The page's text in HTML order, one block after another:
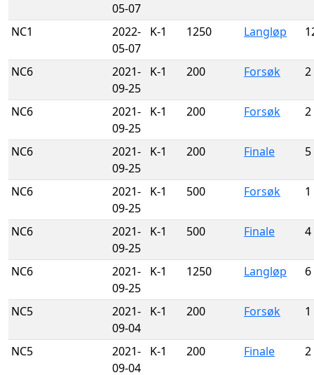
05-07
NC1
2022-
05-07
K-1 1250 Langløp
NC6
2021-
09-25
K-1 200 Forsøk 2
NC6
2021-
09-25
K-1 200 Forsøk 2
NC6
2021-
09-25
K-1 200 Finale 5
NC6
2021-
09-25
K-1 500 Forsøk 1
NC6
2021-
09-25
K-1 500 Finale 4
NC6
2021-
09-25
K-1 1250 Langløp 6
NC5
2021-
09-04
K-1 200 Forsøk 1
NC5
2021-
09-04
K-1 200 Finale 2